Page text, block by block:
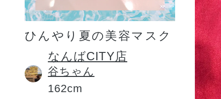
ひんやり夏の美容マスク
なんばCITY店
谷ちゃん
162cm